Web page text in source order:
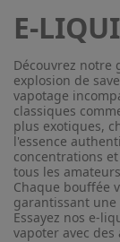
E-
Découvrez
explosion de
vapotage
classiques
plus exotiques,
l'essence
concentrations
tous les
Chaque bouffée
garantissant
Essayez nos e-
vapoter avec